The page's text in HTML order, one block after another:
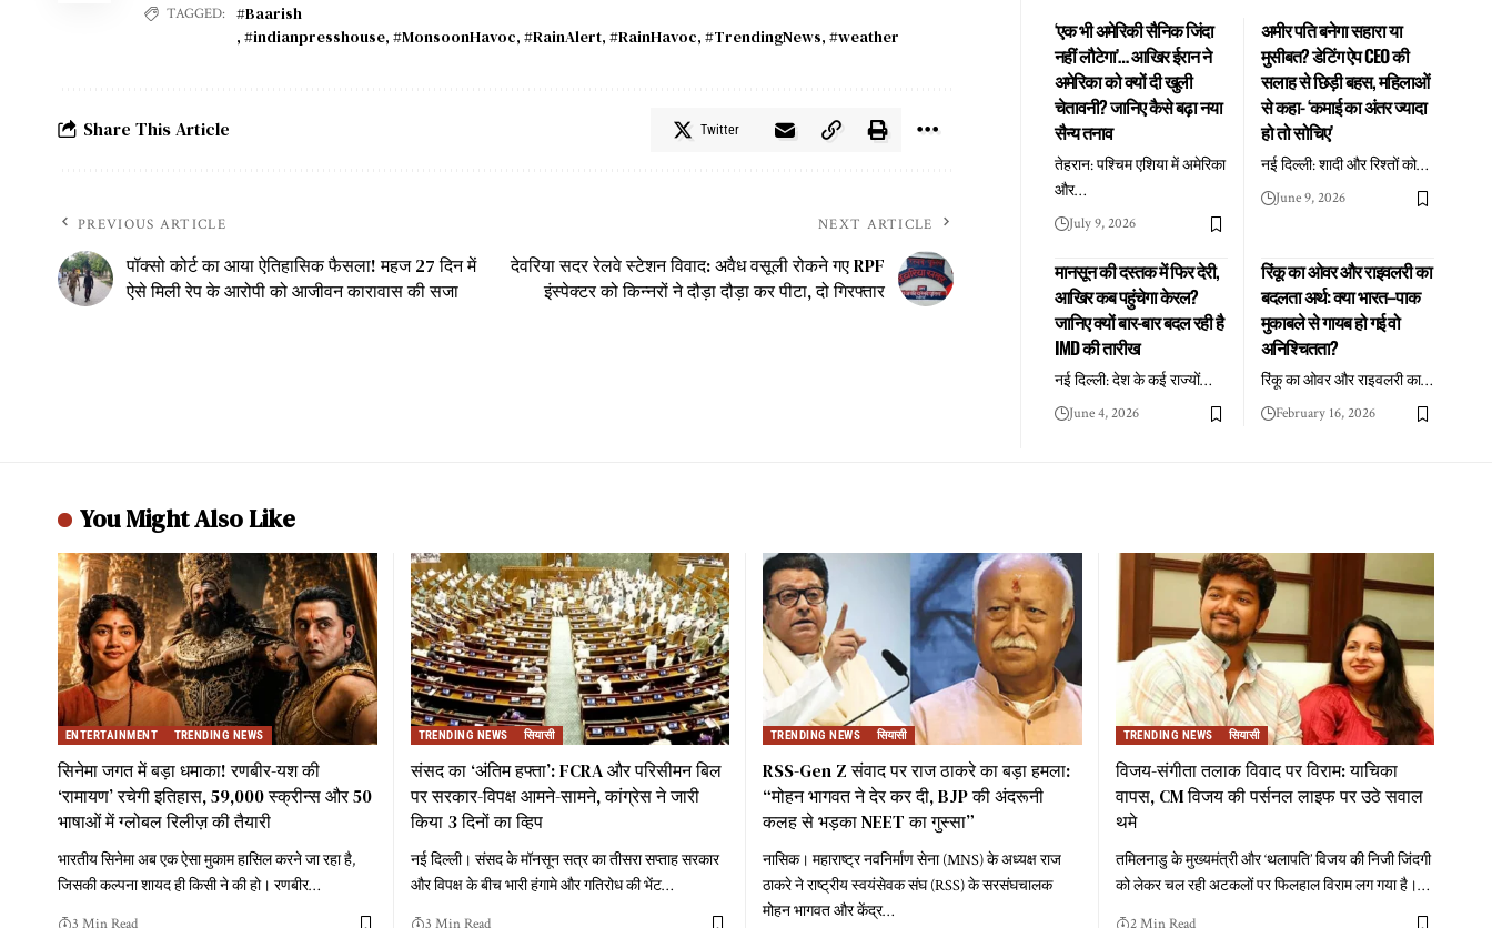
TAGGED:
#Baarish
, #indianpresshouse, #MonsoonHavoc, #RainAlert, #RainHavoc, #TrendingNews, #weather
Share This Article Twitter
PREVIOUS ARTICLE
पॉक्सो कोर्ट का आया ऐतिहासिक फैसला! महज 27 दिन में
ऐसे मिली रेप के आरोपी को आजीवन कारावास की सजा
NEXT ARTICLE
देवरिया सदर रेलवे स्टेशन विवाद: अवैध वसूली रोकने गए RPF
इंस्पेक्टर को किन्नरों ने दौड़ा दौड़ा कर पीटा, दो गिरफ्तार
‘एक भी अमेरिकी सैनिक जिंदा
नहीं लौटेगा’… आखिर ईरान ने
अमेरिका को क्यों दी खुली
चेतावनी? जानिए कैसे बढ़ा नया
सैन्य तनाव
तेहरान: पश्चिम एशिया में अमेरिका
और…
July 9, 2026
अमीर पति बनेगा सहारा या
मुसीबत? डेटिंग ऐप CEO की
सलाह से छिड़ी बहस, महिलाओं
से कहा- ‘कमाई का अंतर ज्यादा
हो तो सोचिए’
नई दिल्ली: शादी और रिश्तों को…
June 9, 2026
मानसून की दस्तक में फिर देरी,
आखिर कब पहुंचेगा केरल?
जानिए क्यों बार-बार बदल रही है
IMD की तारीख
नई दिल्ली: देश के कई राज्यों…
June 4, 2026
रिंकू का ओवर और राइवलरी का
बदलता अर्थ: क्या भारत–पाक
मुकाबले से गायब हो गई वो
अनिश्चितता?
रिंकू का ओवर और राइवलरी का…
February 16, 2026
You Might Also Like
ENTERTAINMENT TRENDING NEWS
सिनेमा जगत में बड़ा धमाका! रणबीर-यश की
‘रामायण’ रचेगी इतिहास, 59,000 स्क्रीन्स और 50
भाषाओं में ग्लोबल रिलीज़ की तैयारी
भारतीय सिनेमा अब एक ऐसा मुकाम हासिल करने जा रहा है,
जिसकी कल्पना शायद ही किसी ने की हो। रणबीर…
3 Min Read
TRENDING NEWS सियासी
संसद का ‘अंतिम हफ्ता’: FCRA और परिसीमन बिल
पर सरकार-विपक्ष आमने-सामने, कांग्रेस ने जारी
किया 3 दिनों का व्हिप
नई दिल्ली। संसद के मॉनसून सत्र का तीसरा सप्ताह सरकार
और विपक्ष के बीच भारी हंगामे और गतिरोध की भेंट…
3 Min Read
TRENDING NEWS सियासी
RSS-Gen Z संवाद पर राज ठाकरे का बड़ा हमला:
“मोहन भागवत ने देर कर दी, BJP की अंदरूनी
कलह से भड़का NEET का गुस्सा”
नासिक। महाराष्ट्र नवनिर्माण सेना (MNS) के अध्यक्ष राज
ठाकरे ने राष्ट्रीय स्वयंसेवक संघ (RSS) के सरसंघचालक
मोहन भागवत और केंद्र…
TRENDING NEWS सियासी
विजय-संगीता तलाक विवाद पर विराम: याचिका
वापस, CM विजय की पर्सनल लाइफ पर उठे सवाल
थमे
तमिलनाडु के मुख्यमंत्री और ‘थलापति’ विजय की निजी जिंदगी
को लेकर चल रही अटकलों पर फिलहाल विराम लग गया है।…
2 Min Read